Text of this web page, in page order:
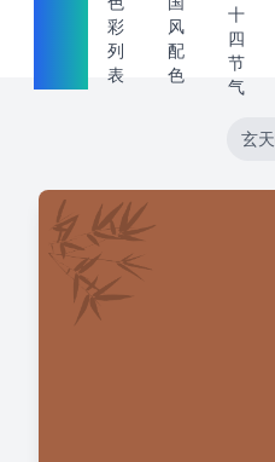
彩
列
表
风
配
色
十
四
节
气
玄天